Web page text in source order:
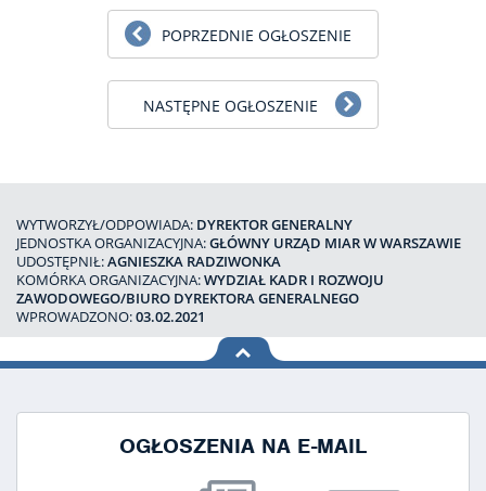
POPRZEDNIE OGŁOSZENIE
NASTĘPNE OGŁOSZENIE
WYTWORZYŁ/ODPOWIADA: DYREKTOR GENERALNY
JEDNOSTKA ORGANIZACYJNA:GŁÓWNY URZĄD MIAR W WARSZAWIE
UDOSTĘPNIŁ:AGNIESZKA RADZIWONKA
KOMÓRKA ORGANIZACYJNA:WYDZIAŁ KADR I ROZWOJU
ZAWODOWEGO/BIURO DYREKTORA GENERALNEGO
WPROWADZONO:03.02.2021
na górę
OGŁOSZENIA NA E-MAIL